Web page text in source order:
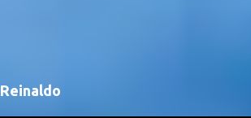
Reinaldo